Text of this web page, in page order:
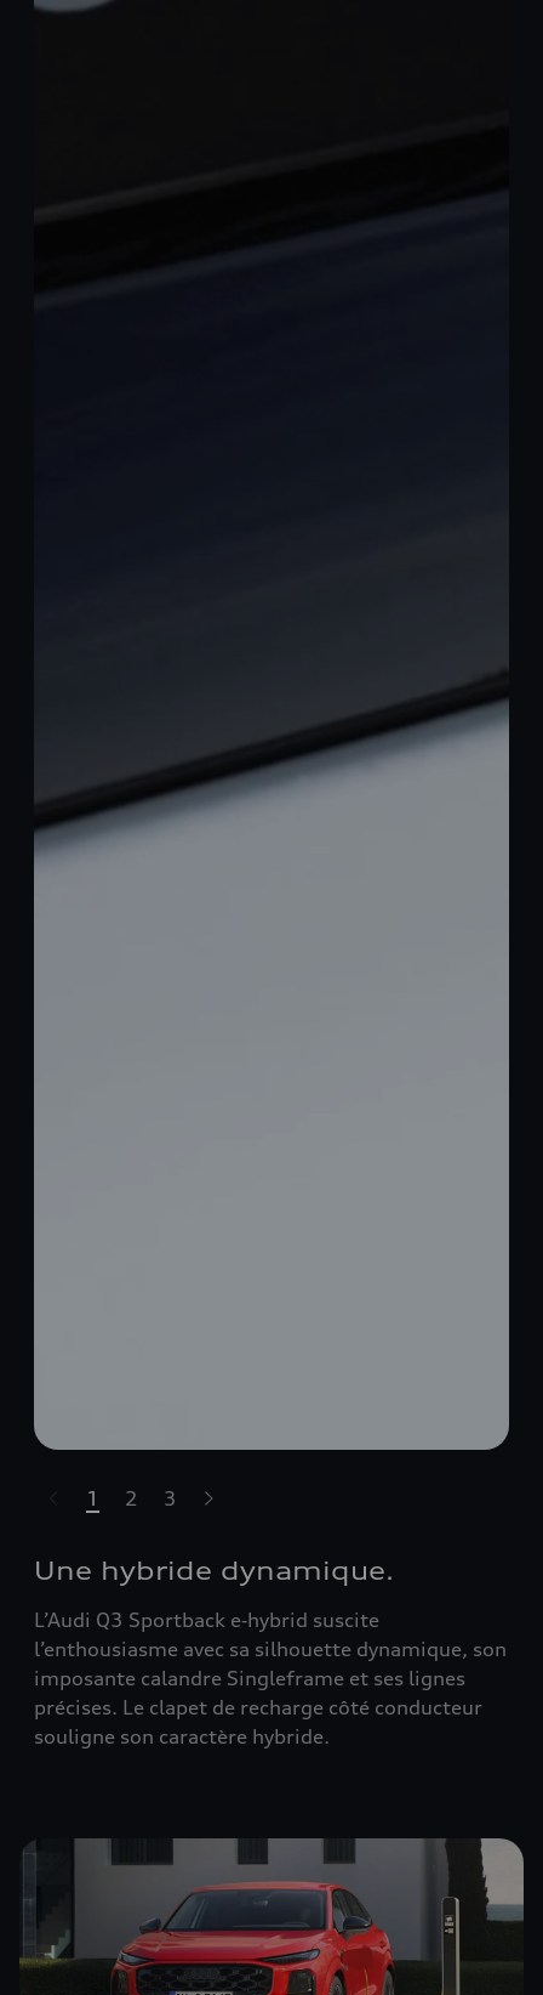
le carrousel
1 2 3
Une hybride dynamique.
L’Audi Q3 Sportback e‑hybrid suscite
l’enthousiasme avec sa silhouette dynamique, son
imposante calandre Singleframe et ses lignes
précises. Le clapet de recharge côté conducteur
souligne son caractère hybride.